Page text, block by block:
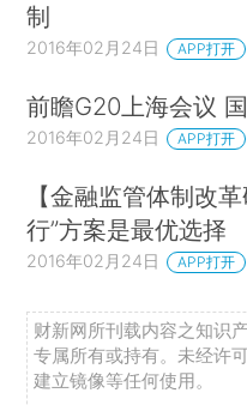
制
2016年02月24日 APP打开
前瞻G20上海会议
2016年02月24日 APP打开
【金融监管体制改
行”方案是最优选择
2016年02月24日 APP打开
财新网所刊载内容之知识
专属所有或持有。未经许
建立镜像等任何使用。